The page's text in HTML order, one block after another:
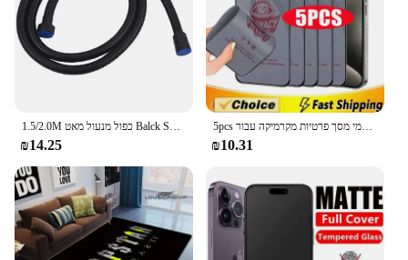
1.5/2.0M כפול מנעול מאט Balck SUS 304 שחור אבזרי צנרת פיצוץ הוכחה BathTube אמבטיה גמיש מקלחת צינור
₪14.25
5pcs מט קרמי מסך פרטיות מקרמיקה עבור iphone 14 11 12 13 15 pro max מיני סרט עבור iPhone 16 15 פלוס xr מקס
₪10.31